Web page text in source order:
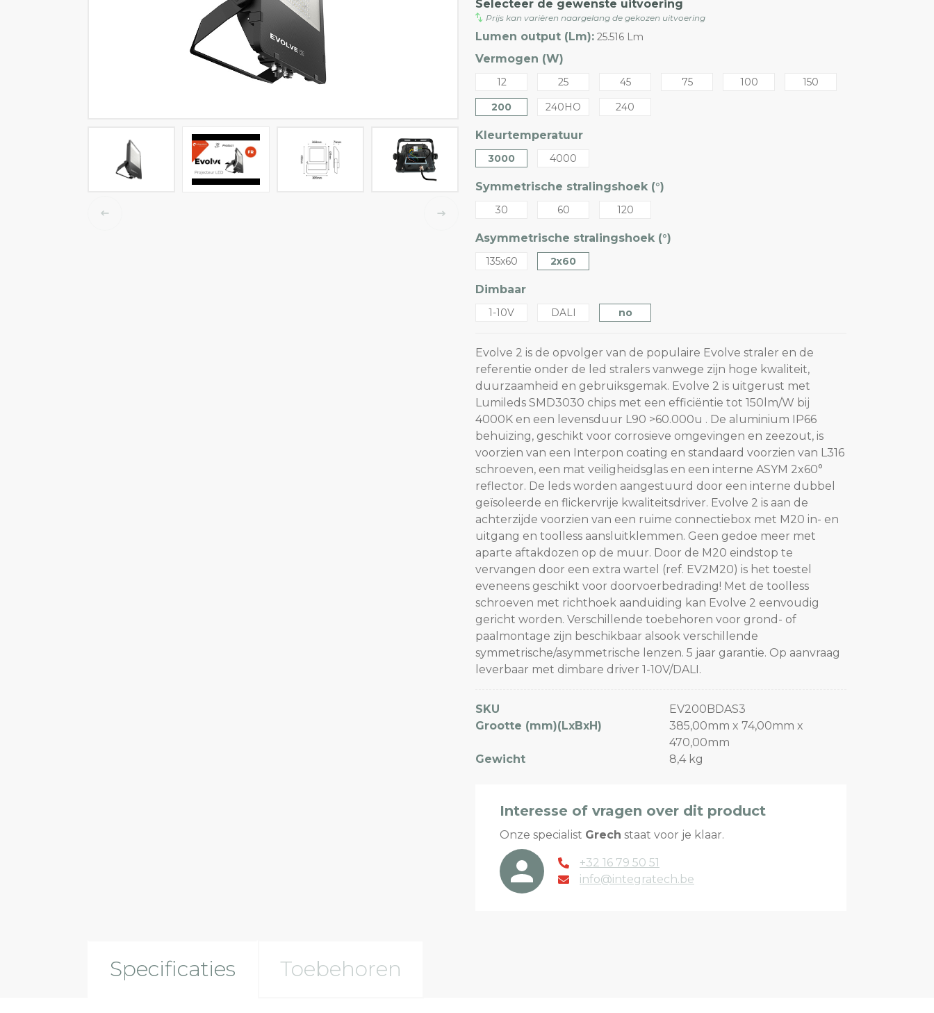
LED tracklights
Smartlighting
Half waterdichte armaturen
Plafond & wandarmaturen
Selecteer de gewenste uitvoering
Prijs kan variëren naargelang de gekozen uitvoering
Lumen output (Lm): 25.516 Lm
Vermogen (W)
12 25 45 75 100
150
200
240HO 240
Kleurtemperatuur
3000 4000
Symmetrische stralingshoek (°)
30 60 120
Asymmetrische stralingshoek (°)
135x60 2x60
Dimbaar
1-10V DALI no
Evolve 2 is de opvolger van de populaire Evolve straler en de
referentie onder de led stralers vanwege zijn hoge kwaliteit,
duurzaamheid en gebruiksgemak. Evolve 2 is uitgerust met
Lumileds SMD3030 chips met een efficiëntie tot 150lm/W bij
4000K en een levensduur L90 >60.000u . De aluminium IP66
behuizing, geschikt voor corrosieve omgevingen en zeezout, is
voorzien van een Interpon coating en standaard voorzien van L316
schroeven, een mat veiligheidsglas en een interne ASYM 2x60°
reflector. De leds worden aangestuurd door een interne dubbel
geïsoleerde en flickervrije kwaliteitsdriver. Evolve 2 is aan de
achterzijde voorzien van een ruime connectiebox met M20 in- en
uitgang en toolless aansluitklemmen. Geen gedoe meer met
aparte aftakdozen op de muur. Door de M20 eindstop te
vervangen door een extra wartel (ref. EV2M20) is het toestel
eveneens geschikt voor doorvoerbedrading! Met de toolless
schroeven met richthoek aanduiding kan Evolve 2 eenvoudig
gericht worden. Verschillende toebehoren voor grond- of
paalmontage zijn beschikbaar alsook verschillende
symmetrische/asymmetrische lenzen. 5 jaar garantie. Op aanvraag
leverbaar met dimbare driver 1-10V/DALI.
SKU
EV200BDAS3
Grootte (mm)(LxBxH)
385,00mm x 74,00mm x
470,00mm
Gewicht
8,4 kg
Interesse of vragen over dit product
Onze specialist Grech staat voor je klaar.
+32 16 79 50 51
info@integratech.be
Specificaties Toebehoren